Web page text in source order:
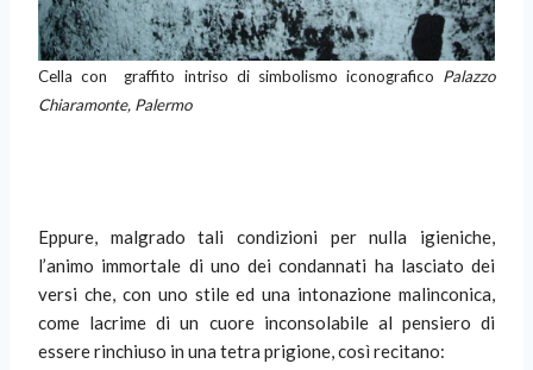
Cella con graffito intriso di simbolismo iconografico Palazzo
Chiaramonte, Palermo
Eppure, malgrado tali condizioni per nulla igieniche,
l’animo immortale di uno dei condannati ha lasciato dei
versi che, con uno stile ed una intonazione malinconica,
come lacrime di un cuore inconsolabile al pensiero di
essere rinchiuso in una tetra prigione, così recitano: